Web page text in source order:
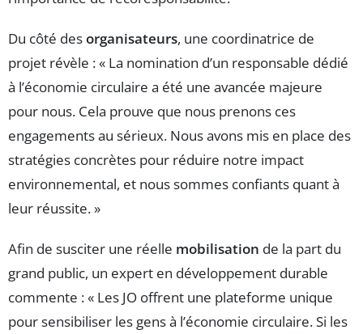
Du côté desorganisateurs, une coordinatrice de
projet révèle : « La nomination d’un responsable dédié
à l’économie circulaire a été une avancée majeure
pour nous. Cela prouve que nous prenons ces
engagements au sérieux. Nous avons mis en place des
stratégies concrètes pour réduire notre impact
environnemental, et nous sommes confiants quant à
leur réussite. »
Afin de susciter une réelle mobilisation de la part du
grand public, un expert en développement durable
commente : « Les JO offrent une plateforme unique
pour sensibiliser les gens à l’économie circulaire. Si les